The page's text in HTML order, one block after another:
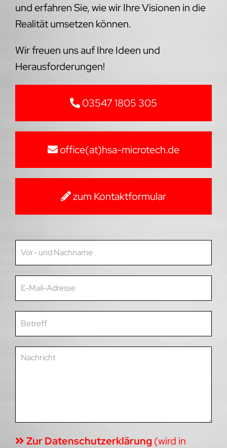
und erfahren Sie, wie wir Ihre Visionen in die
Realität umsetzen können.
Wir freuen uns auf Ihre Ideen und
Herausforderungen!
03547 1805 305
office(at)hsa-microtech.de
zum Kontaktformular
Zur Datenschutzerklärung(wird in